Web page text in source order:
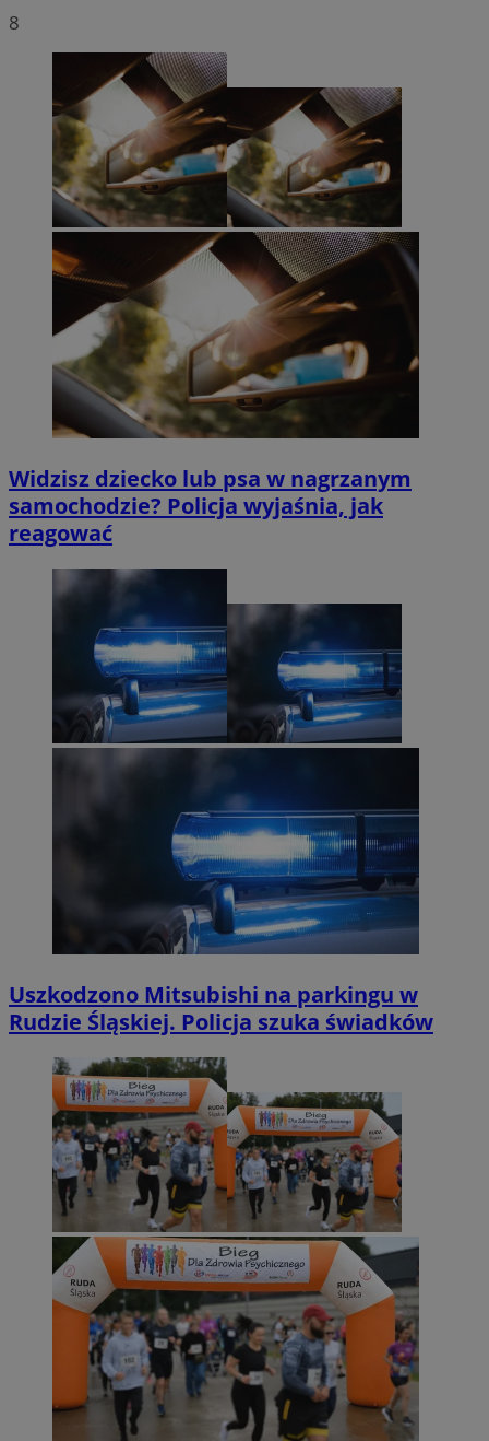
8
Widzisz dziecko lub psa w nagrzanym
samochodzie? Policja wyjaśnia, jak
reagować
Uszkodzono Mitsubishi na parkingu w
Rudzie Śląskiej. Policja szuka świadków